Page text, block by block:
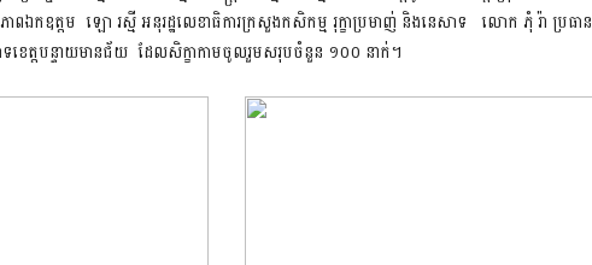
ឯកឧត្តម ឡោ រស្មី អនុរដ្ឋលេខាធិការក្រសួងកសិកម្ម រុក្ខាប្រមាញ់ និងនេសាទ លោក ភុំ រ៉ា ប្រធាន
ទខេត្តបន្ទាយមានជ័យ ដែលសិក្ខាកាមចូលរួមសរុបចំនួន ១០០ នាក់។